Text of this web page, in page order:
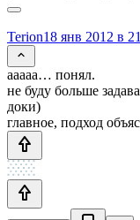
Terion18 янв 2012 в
ааааа… понял.
не буду больше
доки)
главное, подход